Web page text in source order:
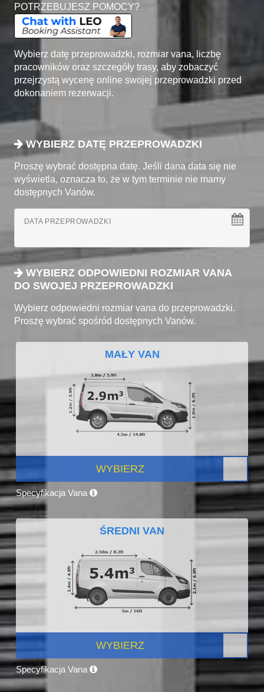
POTRZEBUJESZ POMOCY?
Wybierz datę przeprowadzki, rozmiar vana, liczbę
pracowników oraz szczegóły trasy, aby zobaczyć
przejrzystą wycenę online swojej przeprowadzki przed
dokonaniem rezerwacji.
WYBIERZ DATĘ PRZEPROWADZKI
Proszę wybrać dostępna datę. Jeśli dana data się nie
wyświetla, oznacza to, że w tym terminie nie mamy
dostępnych Vanów.
DATA PRZEPROWADZKI
WYBIERZ ODPOWIEDNI ROZMIAR VANA
DO SWOJEJ PRZEPROWADZKI
Wybierz odpowiedni rozmiar vana do przeprowadzki.
Proszę wybrać spośród dostępnych Vanów.
MAŁY VAN
WYBIERZ
Specyfikacja Vana
ŚREDNI VAN
WYBIERZ
Specyfikacja Vana